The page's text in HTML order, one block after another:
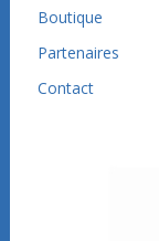
Boutique
Partenaires
Contact